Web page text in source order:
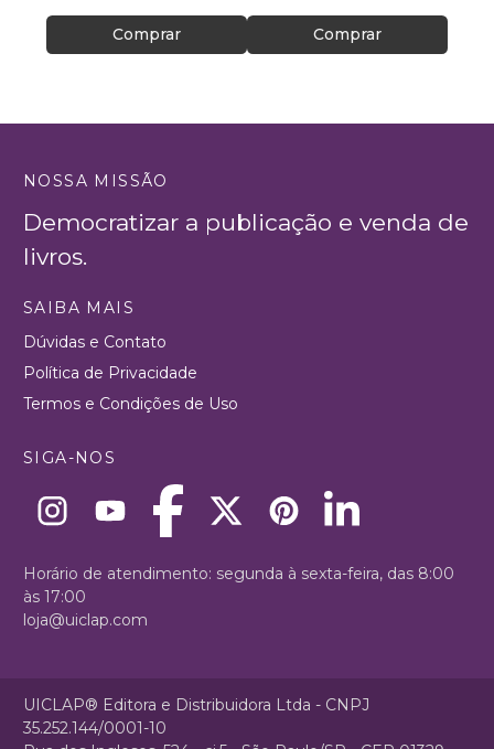
Comprar Comprar
NOSSA MISSÃO
Democratizar a publicação e venda de
livros.
SAIBA MAIS
Dúvidas e Contato
Política de Privacidade
Termos e Condições de Uso
SIGA-NOS
Horário de atendimento: segunda à sexta-feira, das 8:00
às 17:00
loja@uiclap.com
UICLAP® Editora e Distribuidora Ltda - CNPJ
35.252.144/0001-10